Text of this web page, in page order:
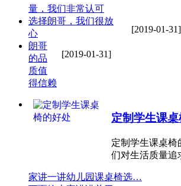
量，我们非常认可
[2019-01-31]
选择朗哥，我们很放
心
[2019-01-31]
朗哥
的品
质值
得信赖
定制学生课
定制学生课桌椅
们对生活质量
家讲一讲幼儿园课桌椅选…